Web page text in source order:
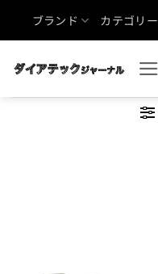
ブランド カテゴリー